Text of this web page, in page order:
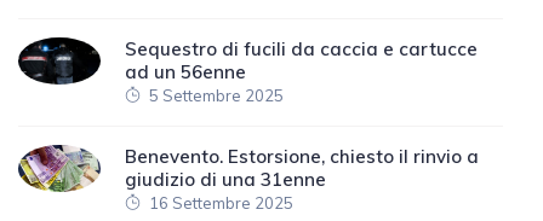
Sequestro di fucili da caccia e cartucce
ad un 56enne
5 Settembre 2025
Benevento. Estorsione, chiesto il rinvio a
giudizio di una 31enne
16 Settembre 2025